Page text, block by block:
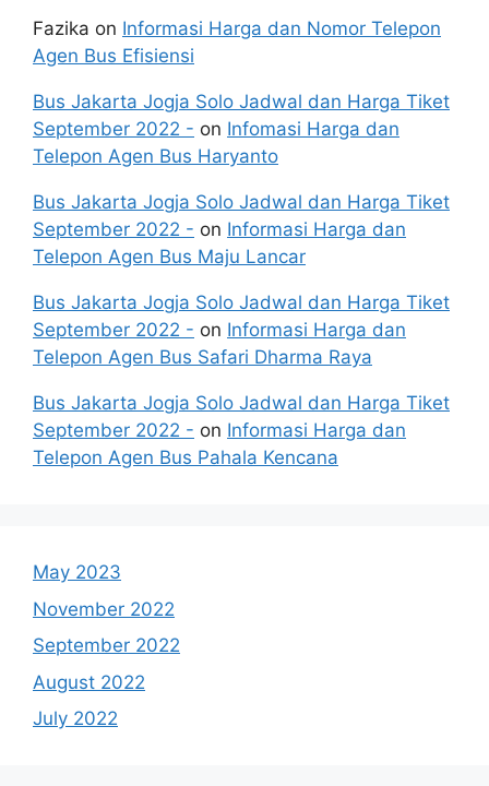
Fazika on Informasi Harga dan Nomor Telepon
Agen Bus Efisiensi
Bus Jakarta Jogja Solo Jadwal dan Harga Tiket
September 2022 - on Infomasi Harga dan
Telepon Agen Bus Haryanto
Bus Jakarta Jogja Solo Jadwal dan Harga Tiket
September 2022 - on Informasi Harga dan
Telepon Agen Bus Maju Lancar
Bus Jakarta Jogja Solo Jadwal dan Harga Tiket
September 2022 - on Informasi Harga dan
Telepon Agen Bus Safari Dharma Raya
Bus Jakarta Jogja Solo Jadwal dan Harga Tiket
September 2022 - on Informasi Harga dan
Telepon Agen Bus Pahala Kencana
May 2023
November 2022
September 2022
August 2022
July 2022